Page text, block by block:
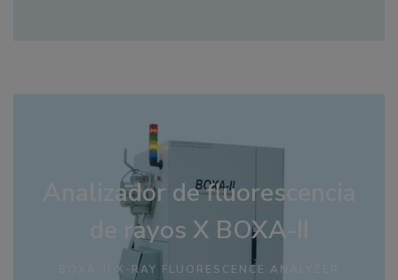
Analizador de fluorescencia
de rayos X BOXA-II
BOXA-II X-RAY FLUORESCENCE ANALYZER